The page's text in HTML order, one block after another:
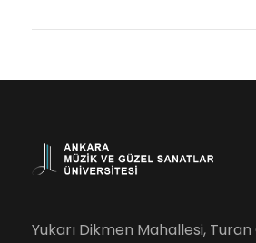
Yukarı Dikmen Mahallesi, Turan